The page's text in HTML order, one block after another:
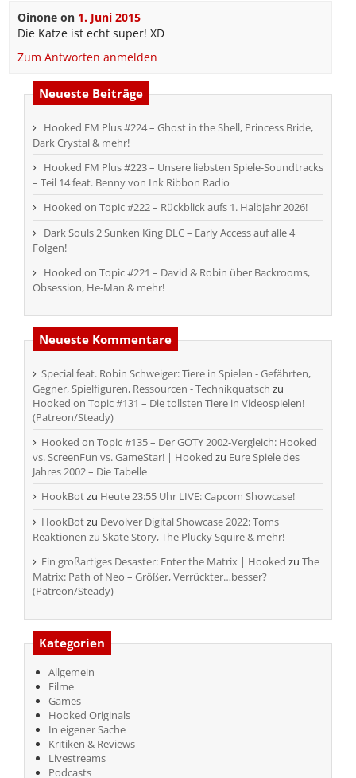
Oinoneon 1. Juni 2015
Die Katze ist echt super! XD
Zum Antworten anmelden
Neueste Beiträge
Hooked FM Plus #224 – Ghost in the Shell, Princess Bride,
Dark Crystal & mehr!
Hooked FM Plus #223 – Unsere liebsten Spiele-Soundtracks
– Teil 14 feat. Benny von Ink Ribbon Radio
Hooked on Topic #222 – Rückblick aufs 1. Halbjahr 2026!
Dark Souls 2 Sunken King DLC – Early Access auf alle 4
Folgen!
Hooked on Topic #221 – David & Robin über Backrooms,
Obsession, He-Man & mehr!
Neueste Kommentare
Special feat. Robin Schweiger: Tiere in Spielen - Gefährten,
Gegner, Spielfiguren, Ressourcen - Technikquatsch zu
Hooked on Topic #131 – Die tollsten Tiere in Videospielen!
(Patreon/Steady)
Hooked on Topic #135 – Der GOTY 2002-Vergleich: Hooked
vs. ScreenFun vs. GameStar! | Hooked zu Eure Spiele des
Jahres 2002 – Die Tabelle
HookBotzu Heute 23:55 Uhr LIVE: Capcom Showcase!
HookBotzu Devolver Digital Showcase 2022: Toms
Reaktionen zu Skate Story, The Plucky Squire & mehr!
Ein großartiges Desaster: Enter the Matrix | Hooked zu The
Matrix: Path of Neo – Größer, Verrückter…besser?
(Patreon/Steady)
Kategorien
Allgemein
Filme
Games
Hooked Originals
In eigener Sache
Kritiken & Reviews
Livestreams
Podcasts